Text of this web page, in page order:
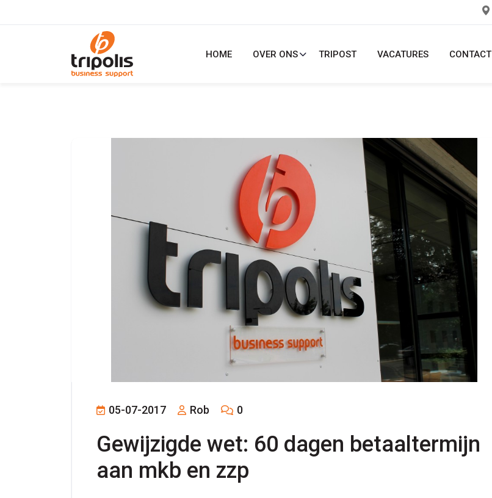
HOME OVER ONS TRIPOST VACATURES CONTACT
05-07-2017 Rob 0
Gewijzigde wet: 60 dagen betaaltermijn
aan mkb en zzp